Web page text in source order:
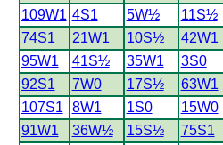
109W1 4S1 5W½ 11S½
74S1
21W1 10S½ 42W1
95W1
41S½ 35W1 3S0
92S1
7W0 17S½ 63W1
107S1
8W1 1S0 15W0
91W1
36W½ 15S½ 75S1